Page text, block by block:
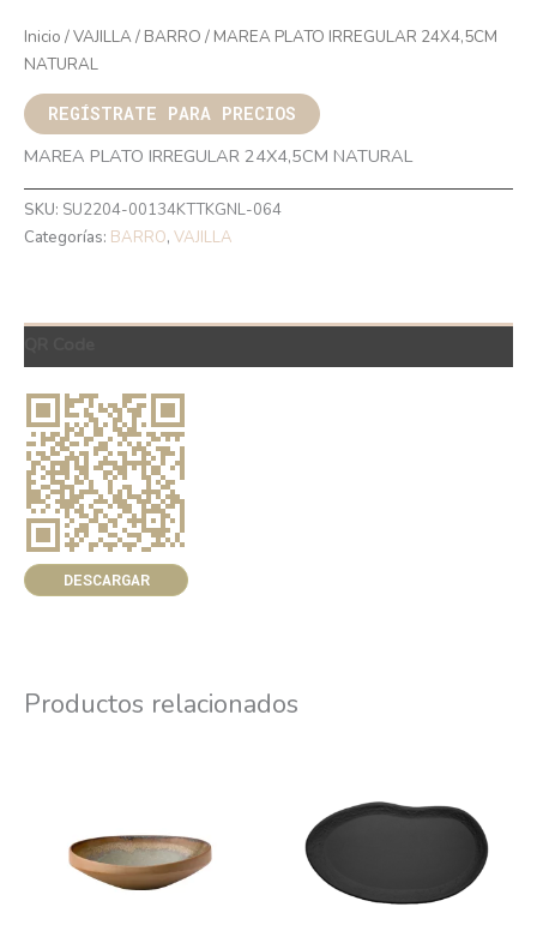
Inicio /VAJILLA/ BARRO / MAREA PLATO IRREGULAR 24X4,5CM
NATURAL
REGÍSTRATE PARA PRECIOS
MAREA PLATO IRREGULAR 24X4,5CM NATURAL
SKU: SU2204-00134KTTKGNL-064
Categorías: BARRO, VAJILLA
DESCARGAR
Productos relacionados